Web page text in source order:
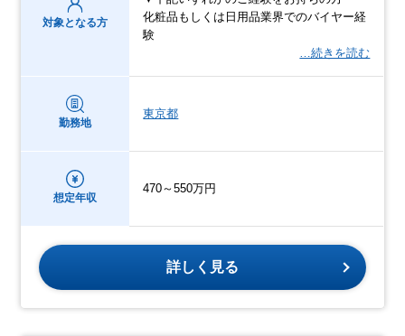
対象となる方
化粧品もしくは日用品業界でのバイヤー経
験
…続きを読む
勤務地
東京都
想定年収
470～550万円
詳しく見る